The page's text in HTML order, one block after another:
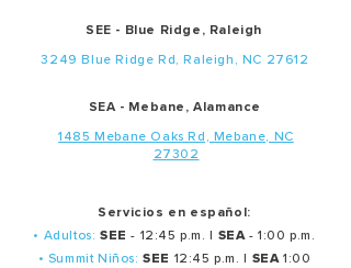
SEE - Blue Ridge, Raleigh
3249 Blue Ridge Rd, Raleigh, NC 27612
SEA - Mebane, Alamance
1485 Mebane Oaks Rd, Mebane, NC
27302
Servicios en español:
• Adultos:SEE - 12:45 p.m. | SEA- 1:00 p.m.
• Summit Niños:SEE 12:45 p.m. | SEA1:00